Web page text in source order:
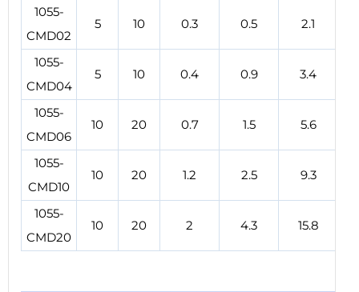
1055-
CMD02
5 10 0.3 0.5 2.1
1055-
CMD04
5 10 0.4 0.9 3.4
1055-
CMD06
10 20 0.7 1.5 5.6
1055-
CMD10
10 20 1.2 2.5 9.3
1055-
CMD20
10 20 2 4.3 15.8